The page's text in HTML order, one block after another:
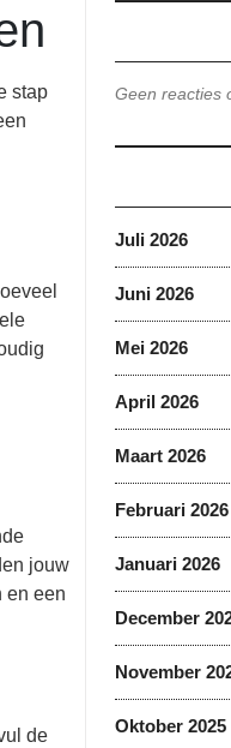
stap
jouw
en een
de
Geen reacties
Juli 2026
Juni 2026
Mei 2026
April 2026
Maart 2026
Februari 2026
Januari 2026
December
November
Oktober 2025